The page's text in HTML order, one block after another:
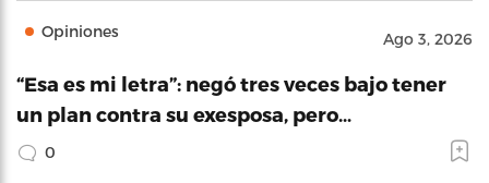
Opiniones Ago 3, 2026
“Esa es mi letra”: negó tres veces bajo tener
un plan contra su exesposa, pero…
0